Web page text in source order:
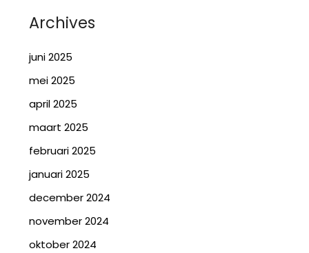
Archives
juni 2025
mei 2025
april 2025
maart 2025
februari 2025
januari 2025
december 2024
november 2024
oktober 2024